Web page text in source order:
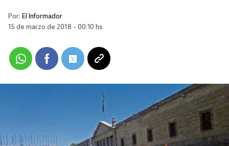
Por: El Informador
15 de marzo de 2018 - 00:10 hs